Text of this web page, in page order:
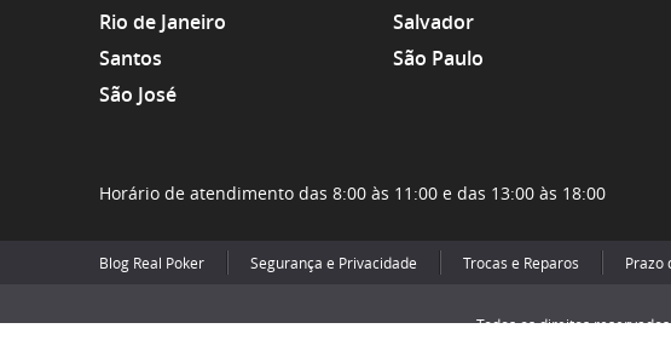
Rio de Janeiro
Salvador
Santos
São Paulo
São José
Horário de atendimento das 8:00 às 11:00 e das 13:00 às 18:00
Blog Real Poker Segurança e Privacidade Trocas e Reparos Prazo
Todos os direitos